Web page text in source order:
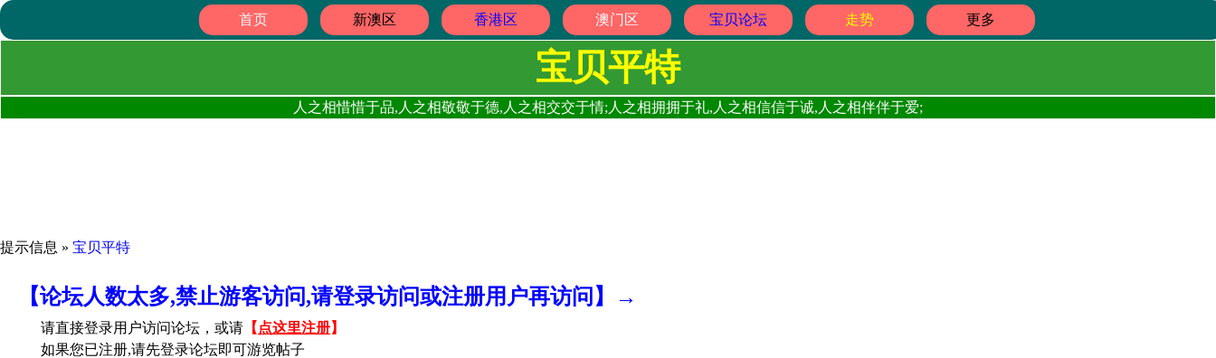
首页 新澳区 香港区 澳门区 宝贝论坛 走势 更多
宝贝平特
人之相惜惜于品,人之相敬敬于德,人之相交交于情;人之相拥拥于礼,人之相信信于诚,人之相伴伴于爱;
提示信息 » 宝贝平特
【论坛人数太多,禁止游客访问,请登录访问或注册用户再访问】→
请直接登录用户访问论坛，或请 【 点这里注册】
如果您已注册,请先登录论坛即可游览帖子